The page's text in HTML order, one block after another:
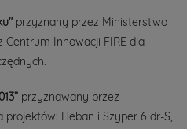
przyznany przez Ministerstwo
Centrum Innowacji FIRE dla
przyznawany przez
Heban i Szyper 6 dr-S,